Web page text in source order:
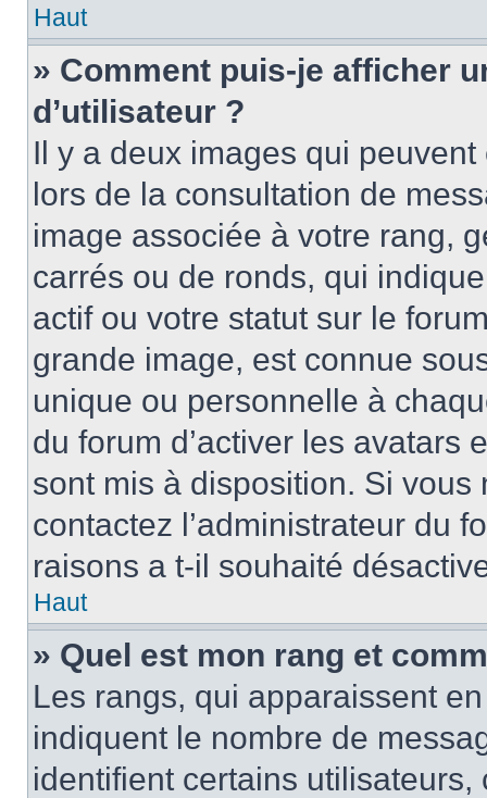
Haut
» Comment puis-je afficher
d’utilisateur ?
Il y a deux images qui
lors de la consultation de
image associée à votre rang,
carrés ou de ronds, qui
actif ou votre statut sur le
grande image, est connue
unique ou personnelle à
du forum d’activer les avatars
sont mis à disposition. Si vous
contactez l’administrateur du
raisons a t-il souhaité
Haut
» Quel est mon rang et
Les rangs, qui apparaissent
indiquent le nombre de
identifient certains